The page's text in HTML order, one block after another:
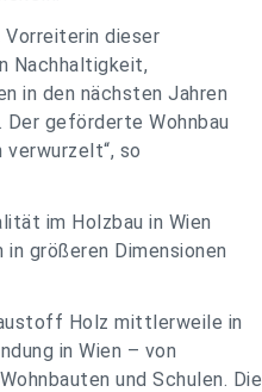
dieser
Nachhaltigkeit,
in den nächsten Jahren
Der geförderte Wohnbau
verwurzelt“, so
im Holzbau in Wien
größeren Dimensionen
Holz mittlerweile in
in Wien – von
und Schulen. Die